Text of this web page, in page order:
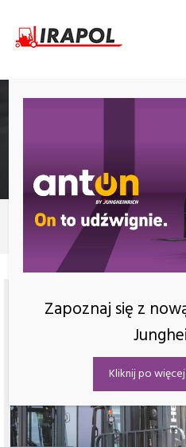
ELEKTRYCZNY
Produkty Elektryczny
Zapoznaj się z
Kliknij po